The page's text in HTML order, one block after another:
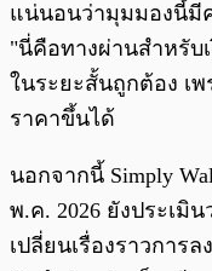
แน่นอนว่ามุมมองนี้มี
"นี่คือทางผ่านสำหรับ
ในระยะสั้นถูกต้อง เ
ราคาขึ้นได้
นอกจากนี้ Simply
พ.ค. 2026 ยังประเมิ
เปลี่ยนเรื่องราวการ